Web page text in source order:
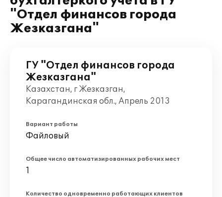
"Отдел финансов города
Жезказгана"
ГУ "Отдел финансов города
Жезказгана"
Казахстан, г Жезказган,
Карагандинская обл., Апрель 2013
Вариант работы
Файловый
Общее число автоматизированных рабочих мест
1
Количество одновременно работающих клиентов